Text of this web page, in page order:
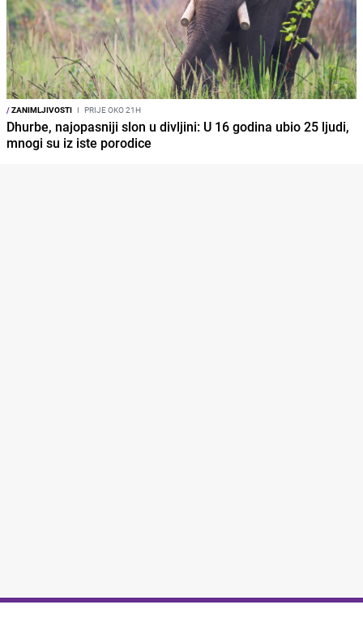
/ZANIMLJIVOSTI I PRIJE OKO 21H
Dhurbe, najopasniji slon u divljini: U 16 godina ubio 25 ljudi,
mnogi su iz iste porodice